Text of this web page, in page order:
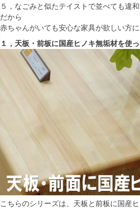
５，なごみと似たテイストで並べても違和
だから
赤ちゃんがいても安心な家具が欲しい方に
１，天板・前板に国産ヒノキ無垢材を使
こちらのシリーズは、天板と前板に国産